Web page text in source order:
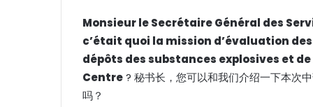
Monsieur le Secrétaire Général des
c’était quoi la mission d’évaluation
dépôts des substances explosives et
Centre? 秘书长，您可以和我们介绍一下本次
吗？